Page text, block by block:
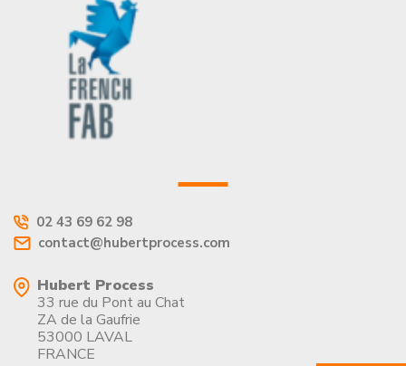
02 43 69 62 98
contact@hubertprocess.com
Hubert Process
33 rue du Pont au Chat
ZA de la Gaufrie
53000 LAVAL
FRANCE